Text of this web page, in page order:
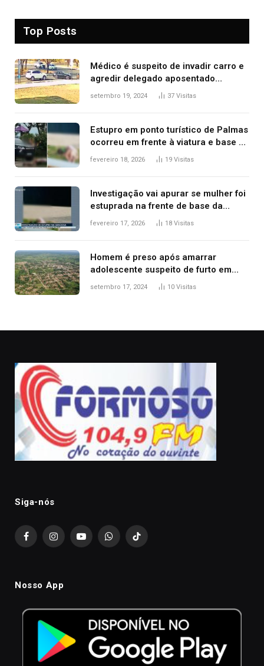
Top Posts
Médico é suspeito de invadir carro e
agredir delegado aposentado
durante confusão no trânsito
setembro 19, 2024 37 Visitas
Estupro em ponto turístico de Palmas
ocorreu em frente à viatura e base de
segurança; polícia investiga
fevereiro 18, 2026 19 Visitas
Investigação vai apurar se mulher foi
estuprada na frente de base da
Guarda Metropolitana de Palmas, diz
fevereiro 17, 2026 18 Visitas
Homem é preso após amarrar
adolescente suspeito de furto em
estaca de cerca e agredi-lo
setembro 17, 2024 10 Visitas
Siga-nós
FacebookInstagramYouTubeWhatsAppTikTok
Nosso App